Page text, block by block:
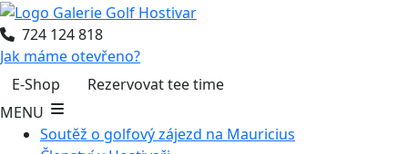
724 124 818
Jak máme otevřeno?
E-Shop
Rezervovat tee time
MENU
Soutěž o golfový zájezd na Mauricius